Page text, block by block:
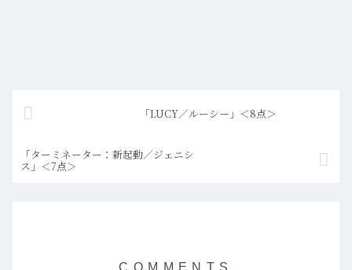
「LUCY／ルーシー」＜8点＞
「ターミネーター：新起動／ジェニシ
ス」＜7点＞